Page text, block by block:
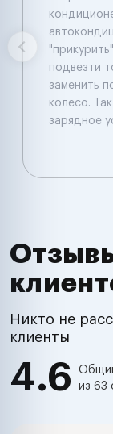
подвезти
заменить
колесо.
зарядное
Никто не
клиенты
4.6
из 63